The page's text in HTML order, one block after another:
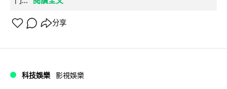
分享
科技娛樂 影視娛樂